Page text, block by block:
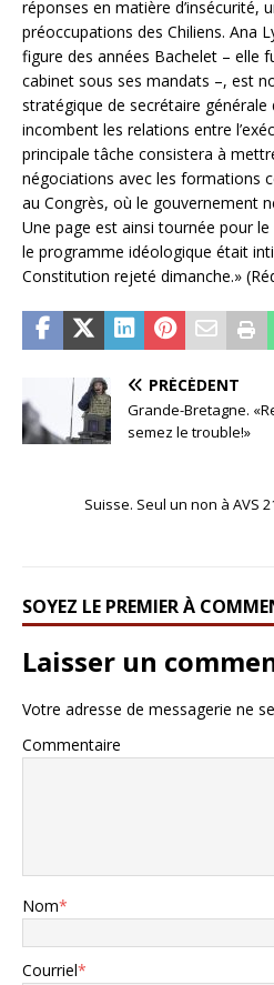
réponses en matière d’insécurité,
préoccupations des Chiliens. Ana
figure des années Bachelet – elle
cabinet sous ses mandats –, est
stratégique de secrétaire
incombent les relations entre
principale tâche consistera à
négociations avec les formations
au Congrès, où le gouvernement
Une page est ainsi tournée pour
le programme idéologique était
Constitution rejeté dimanche.»
PRÉCÉDENT
Grande-Bretagne.
semez le trouble!»
Suisse. Seul un non à AVS
SOYEZ LE PREMIER À
Laisser un
Votre adresse de messagerie ne
Commentaire
Nom*
Courriel*